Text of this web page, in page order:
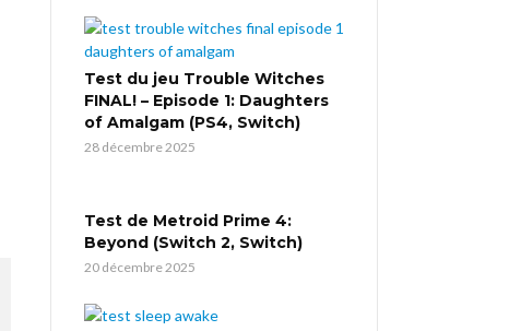
Test du jeu Trouble Witches
FINAL! – Episode 1: Daughters
of Amalgam (PS4, Switch)
28 décembre 2025
Test de Metroid Prime 4:
Beyond (Switch 2, Switch)
20 décembre 2025